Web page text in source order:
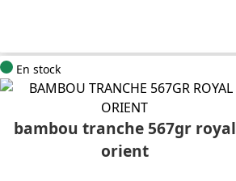
En stock
bambou tranche 567gr royal
orient